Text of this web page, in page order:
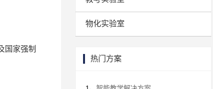
国家强制
物化实验室
热门方案